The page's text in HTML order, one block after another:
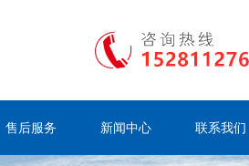
售后服务 新闻中心 联系我们